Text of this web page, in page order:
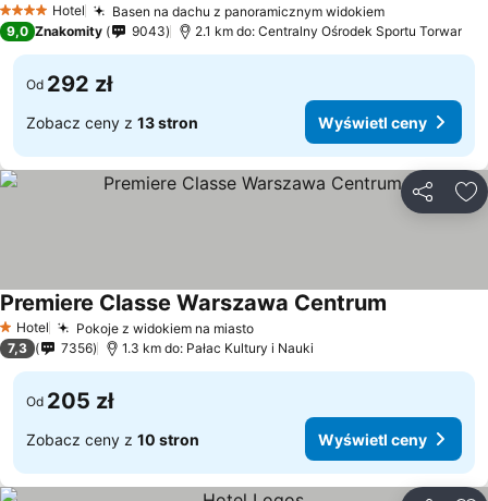
4 KategoriaHotel Basen na dachu z panoramicznym widokiem
9,0 Znakomity 9043 2.1 km do: Centralny Ośrodek Sportu Torwar
Od 292 zł
Zobacz ceny z 13 stron Wyświetl ceny
1 Kategoria
Hotel Pokoje z widokiem na miasto
Premiere Classe Warszawa Centrum
7,3 7356 1.3 km do: Pałac Kultury i Nauki
Od 205 zł
Zobacz ceny z 10 stron Wyświetl ceny